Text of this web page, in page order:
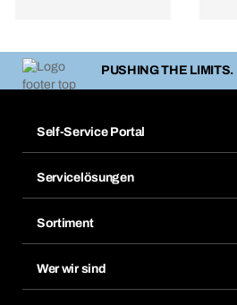
PUSHING THE LIMITS.
Self-Service Portal
Merklisten
Nachbestellung
Dauerauftrag
Servicelösungen
Gefahrenstoffdatenbank
eProcurement
Sortiment
Wer wir sind